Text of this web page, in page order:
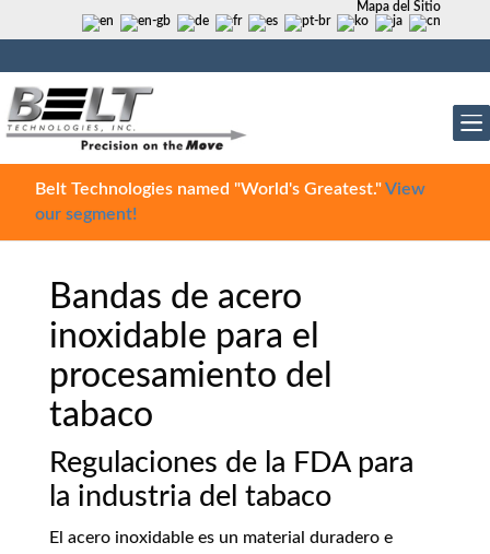
Mapa del Sitio
Belt Technologies named "World's Greatest."View
our segment!
Bandas de acero
inoxidable para el
procesamiento del
tabaco
Regulaciones de la FDA para
la industria del tabaco
El acero inoxidable es un material duradero e